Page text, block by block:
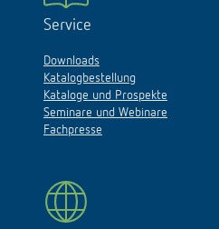
Service
Downloads
Katalogbestellung
Kataloge und Prospekte
Seminare und Webinare
Fachpresse